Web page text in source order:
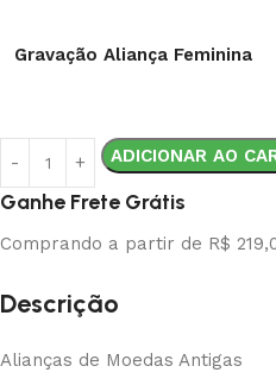
Gravação Aliança Feminina
ADICIONAR AO
Ganhe Frete Grátis
Comprando a partir de R$
Descrição
Alianças de Moedas Antigas